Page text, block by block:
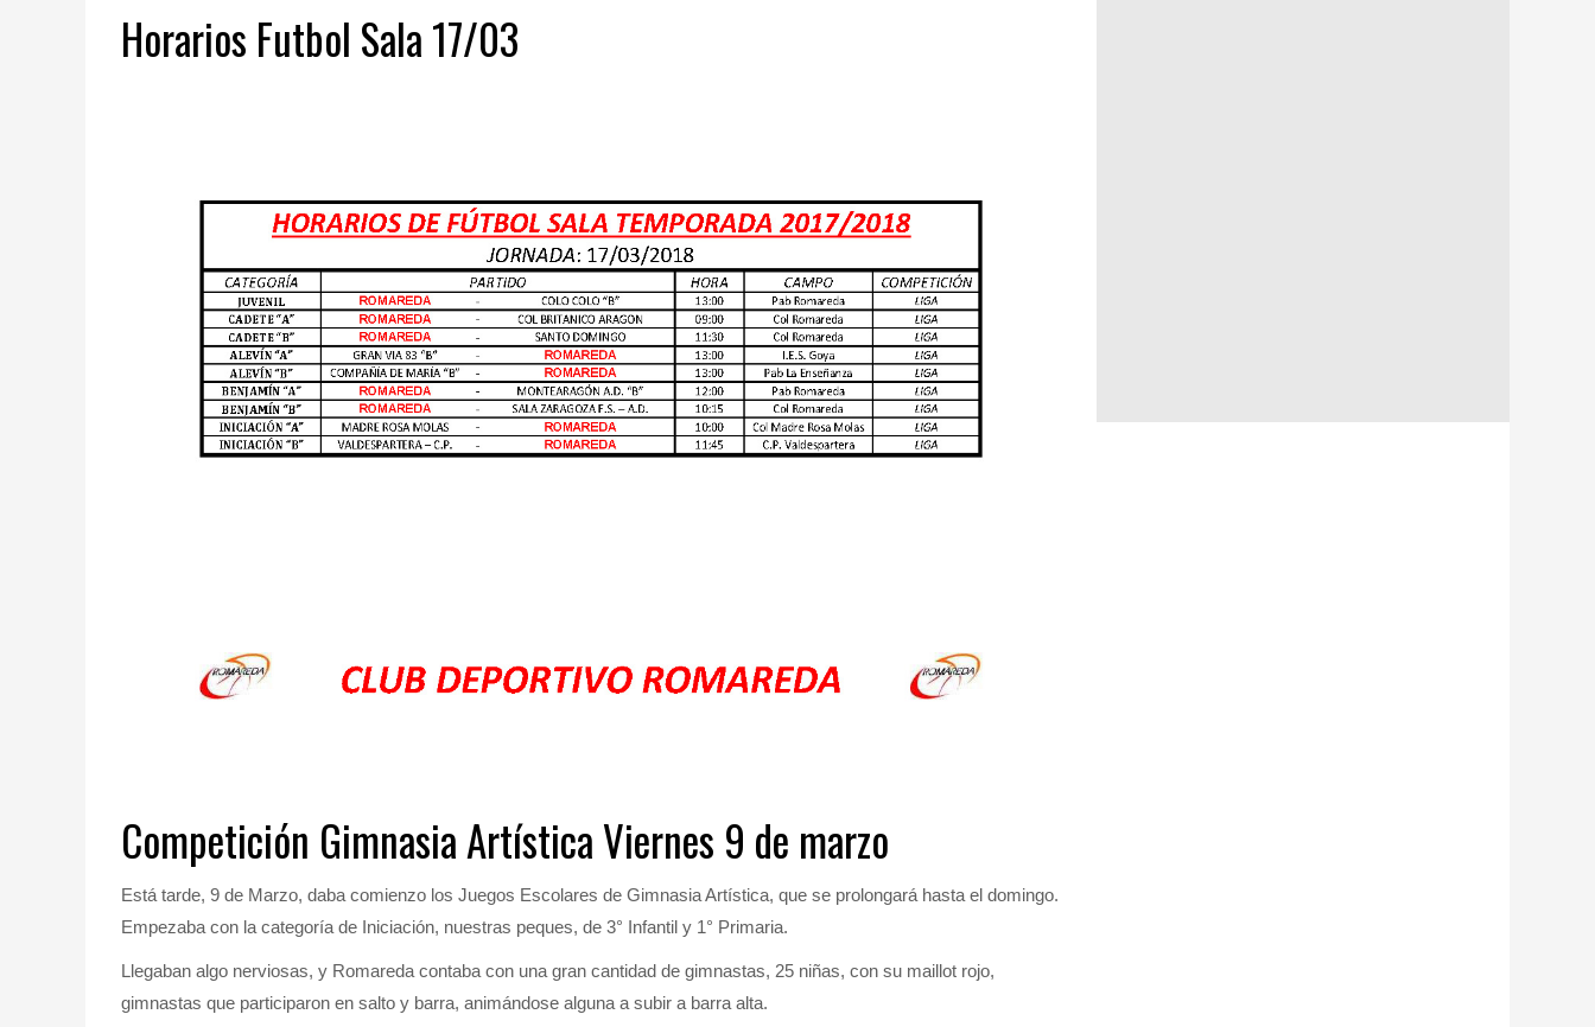
Horarios Futbol Sala 17/03
Competición Gimnasia Artística Viernes 9 de marzo
Está tarde, 9 de Marzo, daba comienzo los Juegos Escolares de Gimnasia Artística, que se prolongará hasta el domingo.
Empezaba con la categoría de Iniciación, nuestras peques, de 3° Infantil y 1° Primaria.
Llegaban algo nerviosas, y Romareda contaba con una gran cantidad de gimnastas, 25 niñas, con su maillot rojo,
gimnastas que participaron en salto y barra, animándose alguna a subir a barra alta.